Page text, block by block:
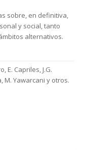
sobre, en definitiva,
y social, tanto
alternativos.
E. Capriles, J.G.
M. Yawarcani y otros.